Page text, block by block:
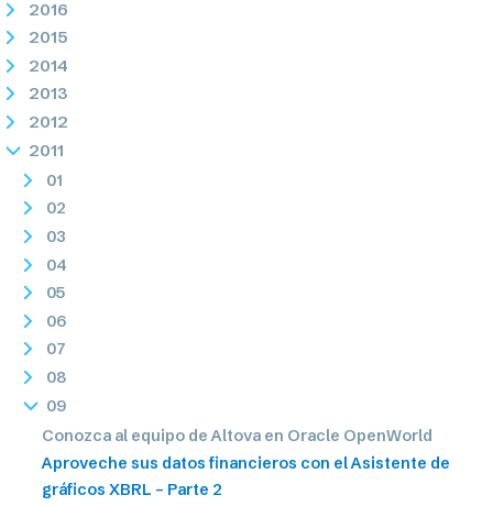
2016
2015
2014
2013
2012
2011
01
02
03
04
05
06
07
08
09
Conozca al equipo de Altova en Oracle OpenWorld
Aproveche sus datos financieros con el Asistente de
gráficos XBRL – Parte 2